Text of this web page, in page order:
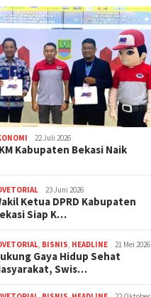
22 Juli 2026
Kabupaten Bekasi Naik
23 Juni 2026
Ketua DPRD Kabupaten
Siap K…
BISNIS HEADLINE 21 Mei 2026
Gaya Hidup Sehat
Swis…